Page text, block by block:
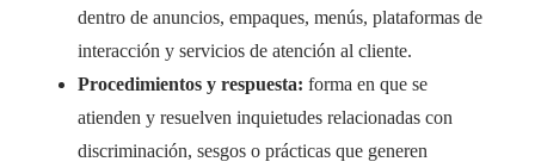
dentro de anuncios, empaques, menús, plataformas de
interacción y servicios de atención al cliente.
Procedimientos y respuesta: forma en que se
atienden y resuelven inquietudes relacionadas con
discriminación, sesgos o prácticas que generen